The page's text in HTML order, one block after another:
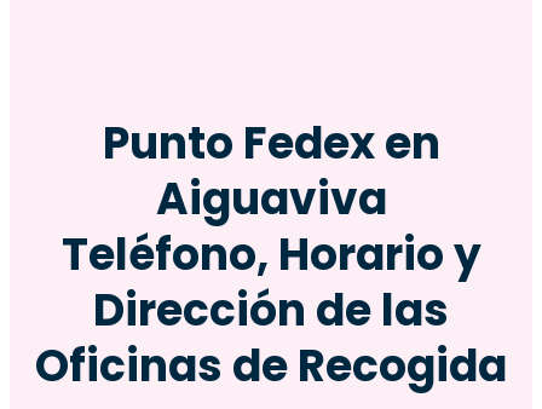
Punto Fedex en
Aiguaviva
Teléfono, Horario y
Dirección de las
Oficinas de Recogida